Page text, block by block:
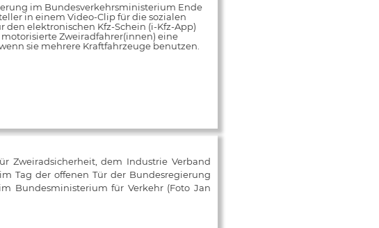
im Bundesverkehrsministerium Ende
in einem Video-Clip für die sozialen
elektronischen Kfz-Schein (i-Kfz-App)
Zweiradfahrer(innen) eine
sie mehrere Kraftfahrzeuge benutzen.
Zweiradsicherheit, dem Industrie Verband
Tag der offenen Tür der Bundesregierung
Bundesministerium für Verkehr (Foto Jan